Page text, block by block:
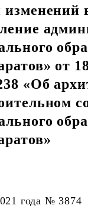
изменений
от
«Об
года № 3874